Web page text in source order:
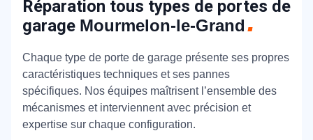
Réparation tous types de portes de
garage Mourmelon-le-Grand
Chaque type de porte de garage présente ses propres
caractéristiques techniques et ses pannes
spécifiques. Nos équipes maîtrisent l’ensemble des
mécanismes et interviennent avec précision et
expertise sur chaque configuration.